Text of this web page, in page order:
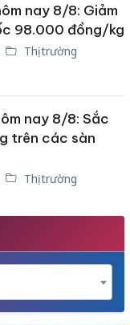
nay 8/8: Giảm
98.000 đồng/kg
Thị trường
nay 8/8: Sắc
trên các sàn
Thị trường